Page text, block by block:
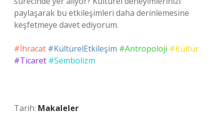
paylaşarak bu etkileşimleri daha derinlemesine
keşfetmeye davet ediyorum.
#İhracat #KültürelEtkileşim #Antropoloji #Kültür
#Ticaret #Sembolizm
Tarih: Makaleler